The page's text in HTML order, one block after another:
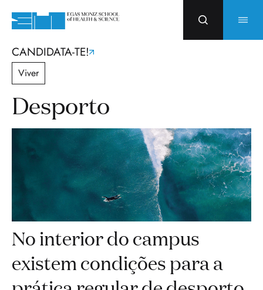
CANDIDATA-TE!
Viver
Desporto
No interior do campus
existem condições para a